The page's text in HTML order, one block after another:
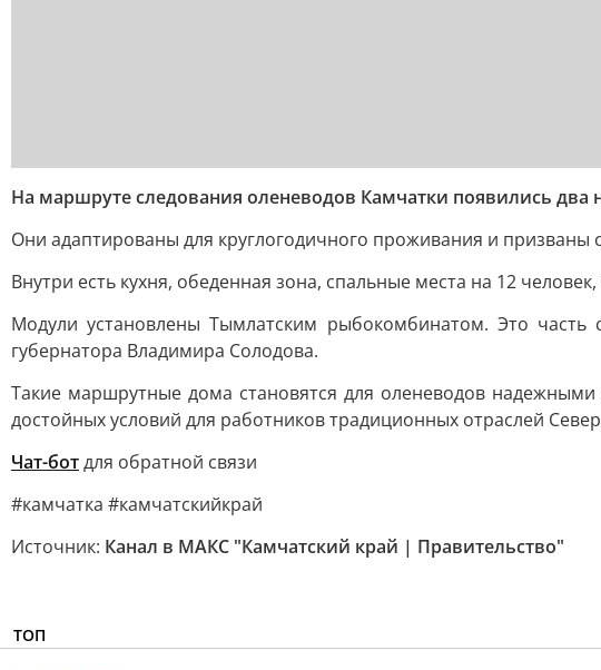
На маршруте следования оленеводов Камчатки появились
Они адаптированы для круглогодичного проживания и призваны
Внутри есть кухня, обеденная зона, спальные места на 12
Модули установлены Тымлатским рыбокомбинатом. Это
губернатора Владимира Солодова.
Такие маршрутные дома становятся для оленеводов
достойных условий для работников традиционных отраслей
Чат-ботдля обратной связи
#камчатка #камчатскийкрай
Источник: Канал в МАКС "Камчатский край | Правительство"
ТОП